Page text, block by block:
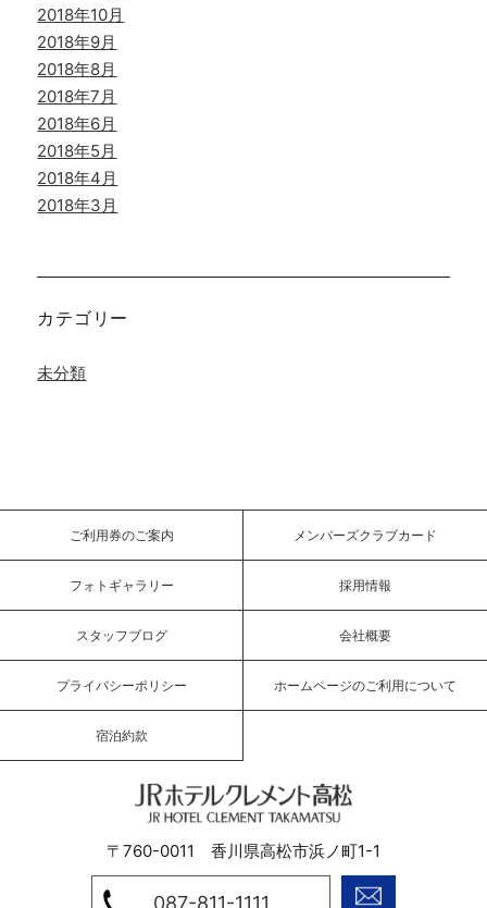
2018年10月
2018年9月
2018年8月
2018年7月
2018年6月
2018年5月
2018年4月
2018年3月
カテゴリー
未分類
ご利用券のご案内 メンバーズクラブカード
フォトギャラリー 採用情報
スタッフブログ 会社概要
プライバシーポリシー ホームページのご利用について
宿泊約款
JRホテルクレメント高松
〒760-0011 香川県高松市浜ノ町1-1
087-811-1111